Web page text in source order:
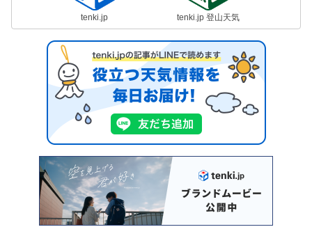
tenki.jp tenki.jp 登山天気